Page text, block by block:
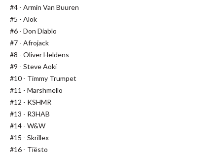
#4 - Armin Van Buuren
#5 - Alok
#6 - Don Diablo
#7 - Afrojack
#8 - Oliver Heldens
#9 - Steve Aoki
#10 - Timmy Trumpet
#11 - Marshmello
#12 - KSHMR
#13 - R3HAB
#14 - W&W
#15 - Skrillex
#16 - Tiësto